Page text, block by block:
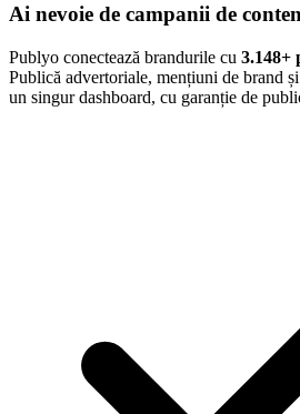
Ai nevoie de campanii de
Publyo conectează brandurile cu 3.148+
Publică advertoriale, mențiuni de brand
un singur dashboard, cu garanție de